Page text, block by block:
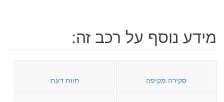
מידע נוסף על רכב זה:
סקירה מקיפה חוות דעת